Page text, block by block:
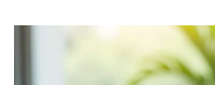
signification. En réalité, cette
abréviation revêt des sens très
différents selon le domaine dans
lequel elle est employée. En 2026,